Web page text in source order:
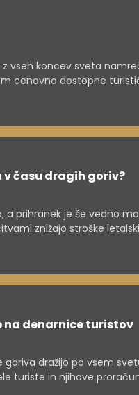
vseh koncev sveta
cenovno dostopne
času dragih goriv?
a prihranek je še vedno
znižajo stroške
na denarnice turistov
dražijo po vsem
turiste in njihove